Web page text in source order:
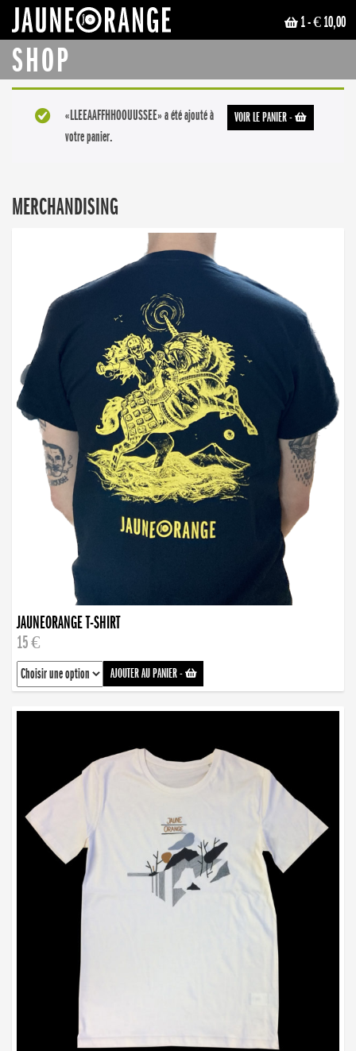
1- € 10,00
SHOP
VOIR LE PANIER-
«LLEEAAFFHHOOUUSSEE» a été ajouté à
votre panier.
MERCHANDISING
JAUNEORANGE T-SHIRT
15 €
AJOUTER AU PANIER-